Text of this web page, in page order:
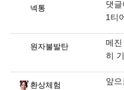
넥통
댓
1티
원자불발탄
메진
히
환상체험 앞